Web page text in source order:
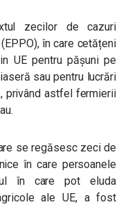
zecilor de cazuri
în care cetățeni
UE pentru pășuni pe
sau pentru lucrări
privând astfel fermierii
se regăsesc zeci de
în care persoanele
în care pot eluda
ale UE, a fost